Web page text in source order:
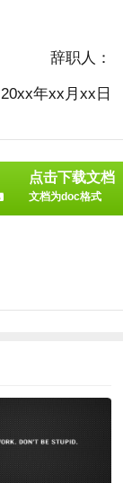
辞职人：
20xx年xx月xx日
点击下载文档
文档为doc格式